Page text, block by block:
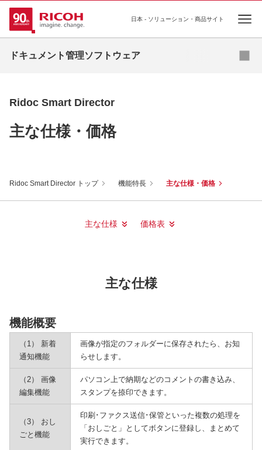
日本 - ソリューション・商品サイト
ドキュメント管理ソフトウェア
ドキュメント管理ソフトウェア
ユーティリティソフトウェア
Ridoc Smart Director
主な仕様・価格
Ridoc Smart Director トップ 機能特長 主な仕様・価格
主な仕様 価格表
主な仕様
機能概要
（1） 新着
通知機能
画像が指定のフォルダーに保存されたら、お知
らせします。
（2） 画像
編集機能
パソコン上で納期などのコメントの書き込み、
スタンプを捺印できます。
（3） おし
ごと機能
印刷･ファクス送信･保管といった複数の処理を
「おしごと」としてボタンに登録し、まとめて
実行できます。